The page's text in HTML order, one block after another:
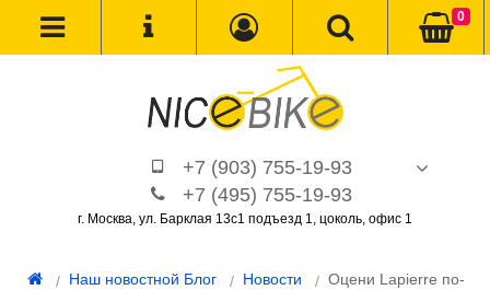
+7 (903) 755-19-93
+7 (495) 755-19-93
г. Москва, ул. Барклая 13с1 подъезд 1, цоколь, офис 1
0
Наш новостной Блог Новости
Оцени Lapierre по-